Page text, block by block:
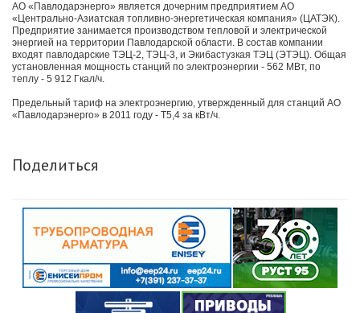
АО «Павлодарэнерго» является дочерним предприятием АО
«Центрально-Азиатская топливно-энергетическая компания» (ЦАТЭК).
Предприятие занимается производством тепловой и электрической
энергией на территории Павлодарской области. В состав компании
входят павлодарские ТЭЦ-2, ТЭЦ-3, и Экибастузкая ТЭЦ (ЭТЭЦ). Общая
установленная мощность станций по электроэнергии - 562 МВт, по
теплу - 5 912 Гкал/ч.
Предельный тариф на электроэнергию, утвержденный для станций АО
«Павлодарэнерго» в 2011 году - Т5,4 за кВт/ч.
Поделиться